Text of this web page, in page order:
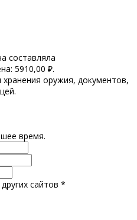
составляла
5910,00 ₽.
оружия, документов,
время.
сайтов *